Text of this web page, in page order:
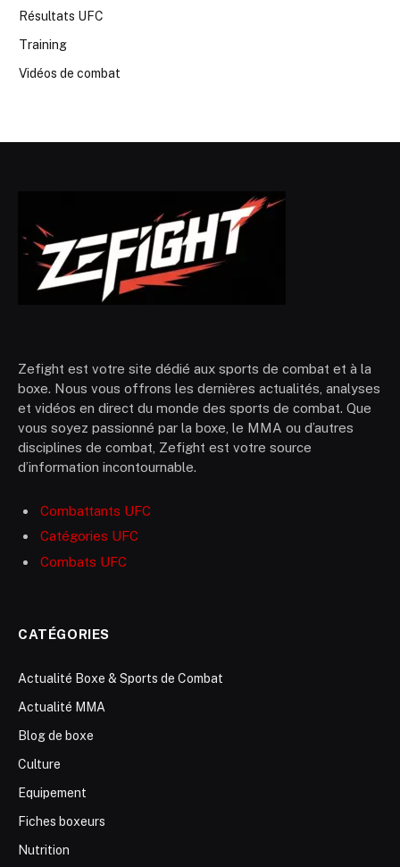
Résultats UFC
Training
Vidéos de combat
Zefight est votre site dédié aux sports de combat et à la
boxe. Nous vous offrons les dernières actualités, analyses
et vidéos en direct du monde des sports de combat. Que
vous soyez passionné par la boxe, le MMA ou d’autres
disciplines de combat, Zefight est votre source
d’information incontournable.
Combattants UFC
Catégories UFC
Combats UFC
CATÉGORIES
Actualité Boxe & Sports de Combat
Actualité MMA
Blog de boxe
Culture
Equipement
Fiches boxeurs
Nutrition